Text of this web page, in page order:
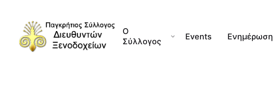
content
Ο
Σύλλογος
Events Ενημέρωση